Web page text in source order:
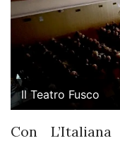
Il Teatro Fusco
Con